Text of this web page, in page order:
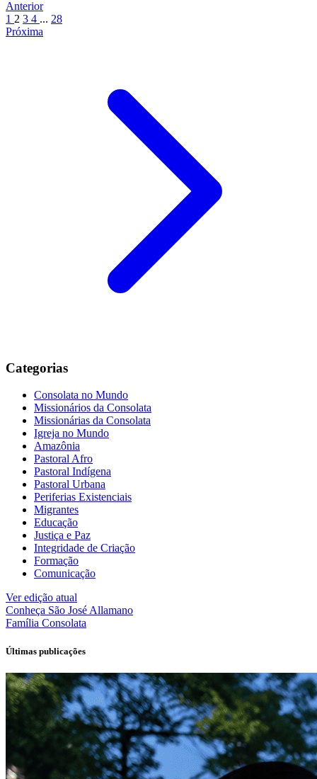
Anterior
1 2 3 4 ... 28
Próxima
Categorias
Consolata no Mundo
Missionários da Consolata
Missionárias da Consolata
Igreja no Mundo
Amazônia
Pastoral Afro
Pastoral Indígena
Pastoral Urbana
Periferias Existenciais
Migrantes
Educação
Justiça e Paz
Integridade de Criação
Formação
Comunicação
Ver edição atual
Conheça São José Allamano
Família Consolata
Últimas publicações